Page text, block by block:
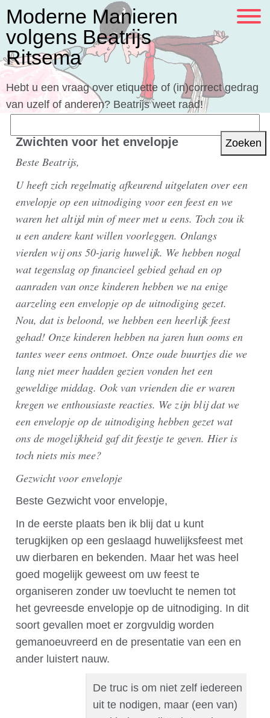
Moderne Manieren
volgens Beatrijs
Ritsema
Hebt u een vraag over etiquette of (in)correct gedrag
van uzelf of anderen? Beatrijs weet raad!
naar:Zwichten voor het envelopje
Beste Beatrijs,
U heeft zich regelmatig afkeurend uitgelaten over een
envelopje op een uitnodiging voor een feest en we
waren het altijd min of meer met u eens. Toch zou ik
u een andere kant willen voorleggen. Onlangs
vierden wij ons 50-jarig huwelijk. We hebben nogal
wat tegenslag op financieel gebied gehad en op
aanraden van onze kinderen hebben we na enige
aarzeling een envelopje op de uitnodiging gezet.
Nou, dat is beloond, we hebben een heerlijk feest
gehad! Onze kinderen hebben na jaren hun ooms en
tantes weer eens ontmoet. Onze oude buurtjes die we
lang niet meer hadden gezien vonden het een
geweldige middag. Ook van vrienden die er waren
kregen we enthousiaste reacties. We zijn blij dat we
een envelopje op de uitnodiging hebben gezet wat
ons de mogelijkheid gaf dit feestje te geven. Hier is
toch niets mis mee?
Gezwicht voor envelopje
Beste Gezwicht voor envelopje,
In de eerste plaats ben ik blij dat u kunt
terugkijken op een geslaagd huwelijksfeest met
uw dierbaren en bekenden. Maar het was heel
goed mogelijk geweest om uw feest te
organiseren zonder uw toevlucht te nemen tot
het gevreesde envelopje op de uitnodiging. In dit
soort gevallen moet er zorgvuldig worden
gemanoeuvreerd en de presentatie van een en
ander luistert nauw.
De truc is om niet zelf iedereen
uit te nodigen, maar (een van)